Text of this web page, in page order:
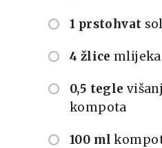
1 prstohvat
4 žlice mlijeka
0,5 tegle
kompota
100 ml